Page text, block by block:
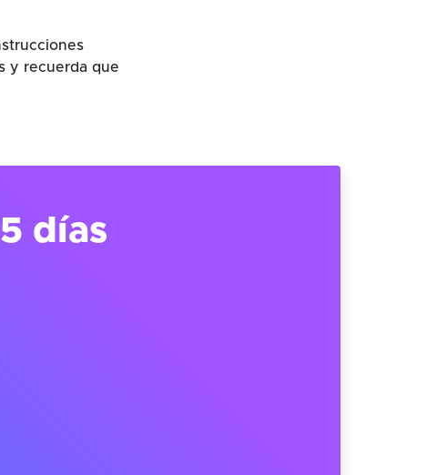
y recuerda que
días